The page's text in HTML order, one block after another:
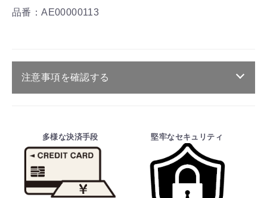
品番：AE00000113
注意事項を確認する
・ご注文受付後、メーカーに適合確認を行
い、商品の価格・送料及び納期の正式なご連
絡をしてからの決済となっております。
そのため、ご注文後に適合確認を行い、適
多様な決済手段 堅牢なセキュリティ